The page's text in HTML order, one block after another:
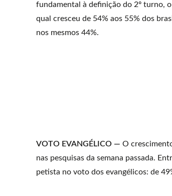
fundamental à definição do 2º turno,
qual cresceu de 54% aos 55% dos
nos mesmos 44%.
VOTO EVANGÉLICO — O
nas pesquisas da semana passada.
petista no voto dos evangélicos: de